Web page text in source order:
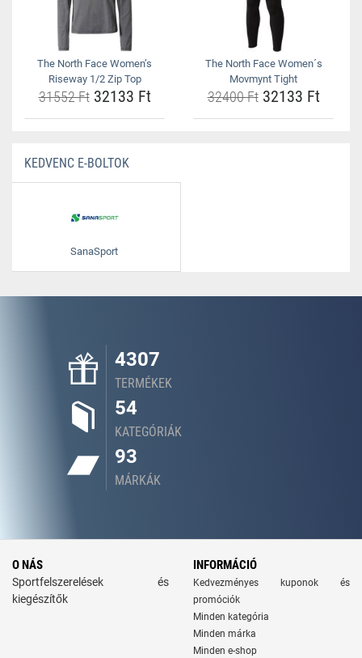
The North Face Women’s
Riseway 1/2 Zip Top
31552 Ft32133 Ft
The North Face Women´s
Movmynt Tight
32400 Ft32133 Ft
KEDVENC E-BOLTOK
SanaSport
4307
TERMÉKEK
54
KATEGÓRIÁK
93
MÁRKÁK
O NÁS
Sportfelszerelések és
kiegészítők
INFORMÁCIÓ
Kedvezményes kuponok és
promóciók
Minden kategória
Minden márka
Minden e-shop